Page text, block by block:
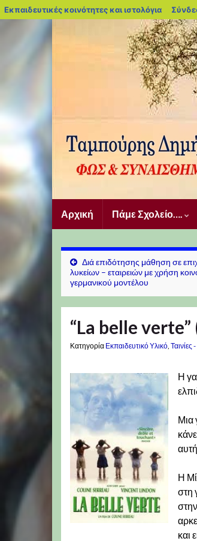
Εκπαιδευτικές κοινότητες και ιστολόγια
Αρχική Πάμε Σχολείο….
Διά επιδότησης μάθηση σε
λυκείων – εταιρειών με χρήση
γερμανικού μοντέλου
“La belle
Κατηγορία Εκπαιδευτικό Υλικό, Ταινίες
Η
Μια
Η
στη
και